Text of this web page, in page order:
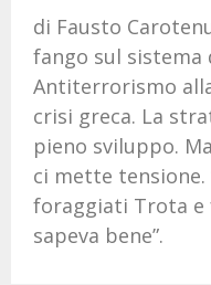
di Fausto
fango sul
Antiterrorismo
crisi greca. La
pieno sviluppo.
ci mette tensione.
foraggiati Trota e
sapeva bene”.